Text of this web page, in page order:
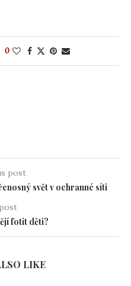
0
post
svět v ochranné síti
fotit děti?
LIKE